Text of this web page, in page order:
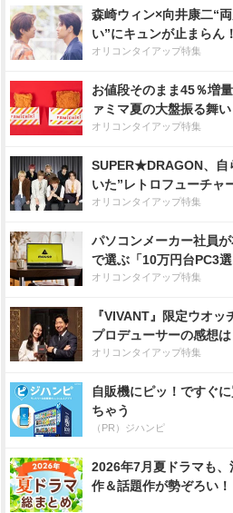
森崎ウィン×向井康二“
い”にキュンが止まらん！
オリコンタイアップ特集
お値段そのまま45％増
ァミマ夏の大盤振る舞い
オリコンタイアップ特集
SUPER★DRAGON、自
いた”レトロフューチャ
オリコンタイアップ特集
パソコンメーカー社員
で選ぶ「10万円台PC3選
オリコンタイアップ特集
『VIVANT』限定ウオッ
プロデューサーの感想は
オリコンタイアップ特集
自販機にピッ！ですぐに
ちゃう
（PR）ジハンピ
2026年7月夏ドラマも、
作＆話題作が勢ぞろい！